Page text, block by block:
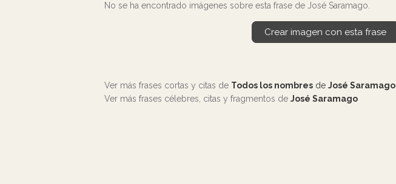
No se ha encontrado imágenes sobre esta frase de José Saramago.
Crear imagen con esta frase
Ver más frases cortas y citas de Todos los nombres de José Saramago
Ver más frases célebres, citas y fragmentos de José Saramago